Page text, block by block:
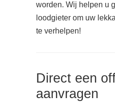
worden. Wij helpen u
loodgieter om uw
te verhelpen!
Direct een
aanvragen